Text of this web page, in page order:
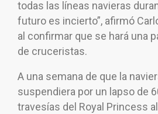
todas las líneas navieras
futuro es incierto”, afirmó
al confirmar que se hará una
de cruceristas.
A una semana de que la
suspendiera por un lapso de
travesías del Royal Princess